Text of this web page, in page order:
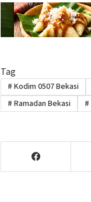
Tag
# Kodim 0507 Bekasi
# Ramadan Bekasi #